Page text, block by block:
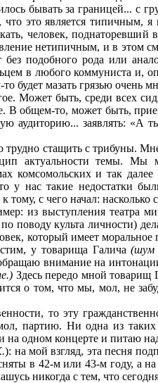
бывать за границей... с
это является типичным,
человек,
нетипичным, и в этом
без подобного рода или
в любого коммуниста и,
будет мазать грязью очень
Может быть, среди всех
В общем-то, может быть,
аудиторию... заявлять:
трудно стащить с трибуны.
актуальности темы.
комсомольских и так
у нас такие недостатки
с чего начал: насколько
из выступления
поводу культа личности)
который имеет моральное
у товарища Галича(шум
внимание на
Здесь передо мной товарищ
о том, что мы, мол, не
то эту
партию. Ни одна из
одном концерте и питаю
): на мой взгляд, эта песня
в 42-м или 43-м году, а
никогда с тем, что